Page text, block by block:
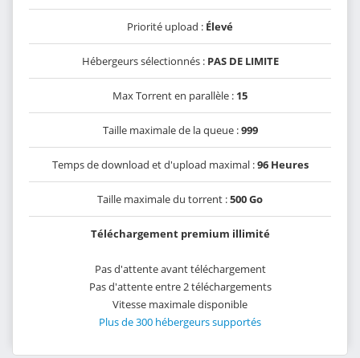
Priorité upload : Élevé
Hébergeurs sélectionnés : PAS DE LIMITE
Max Torrent en parallèle : 15
Taille maximale de la queue :999
Temps de download et d'upload maximal :96 Heures
Taille maximale du torrent :500 Go
Téléchargement premium illimité
Pas d'attente avant téléchargement
Pas d'attente entre 2 téléchargements
Vitesse maximale disponible
Plus de 300 hébergeurs supportés